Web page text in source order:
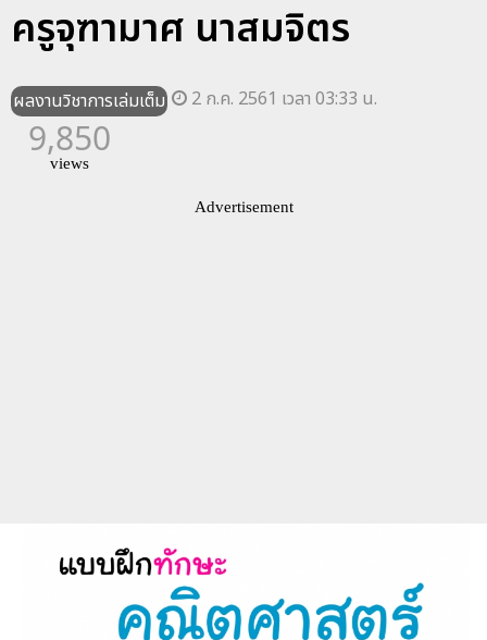
ครูจุฑามาศ นาสมจิตร
ผลงานวิชาการเล่มเต็ม 2 ก.ค. 2561 เวลา 03:33 น.
9,850
views
Advertisement